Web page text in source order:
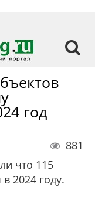
год
881
что 115
2024 году.